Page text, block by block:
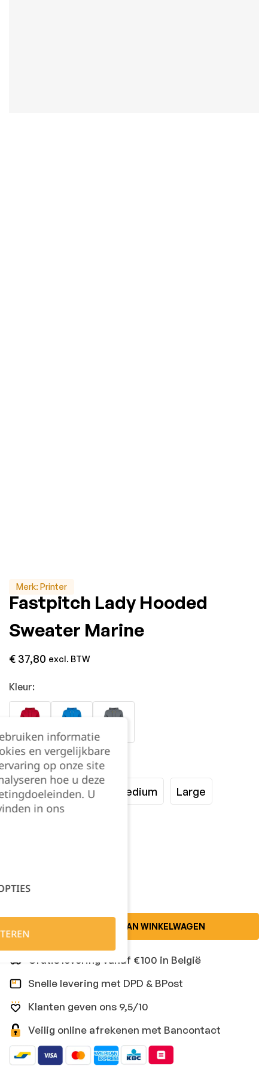
Merk: Printer
Fastpitch Lady Hooded
Sweater Marine
€ 37,80 excl. BTW
Kleur:
Maat:
XSmall Small Medium Large
TOEVOEGEN AAN WINKELWAGEN
Gratis levering vanaf €100 in België
Snelle levering met DPD & BPost
Klanten geven ons 9,5/10
Veilig online afrekenen met Bancontact
informatie
en vergelijkbare
op onze site
hoe u deze
U
in ons